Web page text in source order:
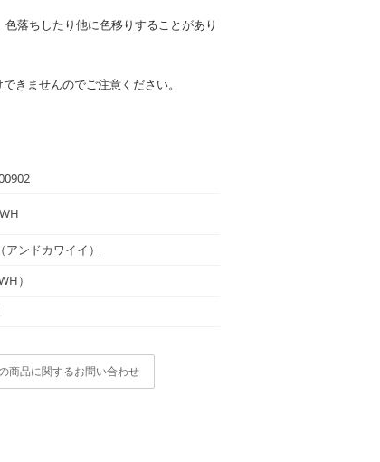
落ちしたり他に色移りすることがあり
きませんのでご注意ください。
（アンドカワイイ）
）
商品に関するお問い合わせ